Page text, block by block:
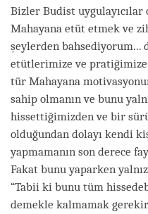
Bizler Budist
Mahayana etüt etmek ve
şeylerden bahsediyorum...
etütlerimize ve pratiğimize
tür Mahayana
sahip olmanın ve bunu
hissettiğimizden ve bir
olduğundan dolayı kendi
yapmamanın son derece
Fakat bunu yaparken
“Tabii ki bunu tüm
demekle kalmamak